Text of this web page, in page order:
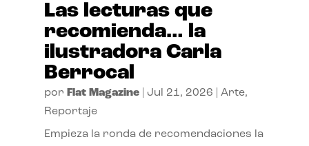
Las lecturas que
recomienda… la
ilustradora Carla
Berrocal
por Flat Magazine| Jul 21, 2026 Arte,
Reportaje
Empieza la ronda de recomendaciones la